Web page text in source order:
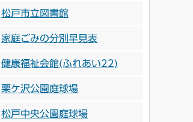
松戸市立図書館
家庭ごみの分別早見表
健康福祉会館(ふれあい22)
栗ケ沢公園庭球場
松戸中央公園庭球場